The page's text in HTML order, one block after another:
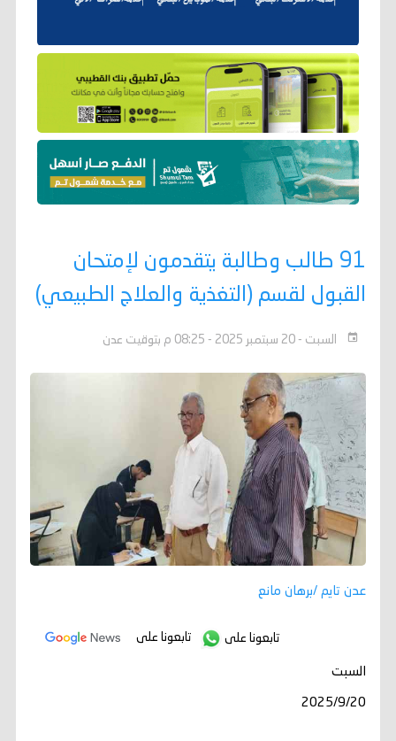
91 طالب وطالبة يتقدمون لإمتحان
القبول لقسم (التغذية والعلاج الطبيعي)
السبت - 20 سبتمبر 2025 - 08:25 م بتوقيت عدن
عدن تايم /برهان مانع
تابعونا على تابعونا على
السبت
2025/9/20